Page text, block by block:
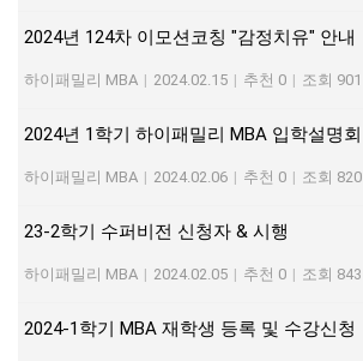
2024년 124차 이모션코칭 "감정치유" 안내
하이패밀리 MBA | 2024.02.15 | 추천 0 | 조회 901
2024년 1학기 하이패밀리 MBA 입학설명
하이패밀리 MBA | 2024.02.06 | 추천 0 | 조회 820
23-2학기 수퍼비전 신청자 & 시행
하이패밀리 MBA | 2024.02.05 | 추천 0 | 조회 843
2024-1학기 MBA 재학생 등록 및 수강신청